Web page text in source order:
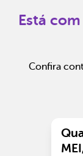
Está
Confira